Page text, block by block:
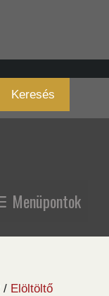
Keresés
Menüpontok
/ Elöltöltő